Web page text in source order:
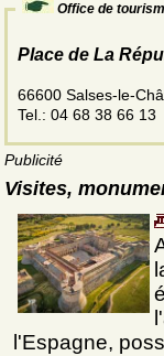
Office de
Place de La
66600 Salses-le-
Tel.: 04 68 38 66 13
Publicité
Visites,
l'Espagne,